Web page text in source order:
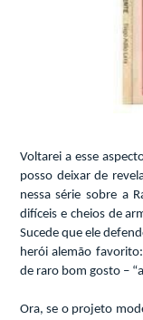
Voltarei a esse
posso deixar de
nessa série sobre a
difíceis e cheios de
Sucede que ele
herói alemão
de raro bom gosto –
Ora, se o projeto